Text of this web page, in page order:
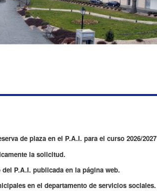
de plaza en el P.A.I. para el curso 2026/2027
la solicitud.
P.A.I. publicada en la página web.
en el departamento de servicios sociales.